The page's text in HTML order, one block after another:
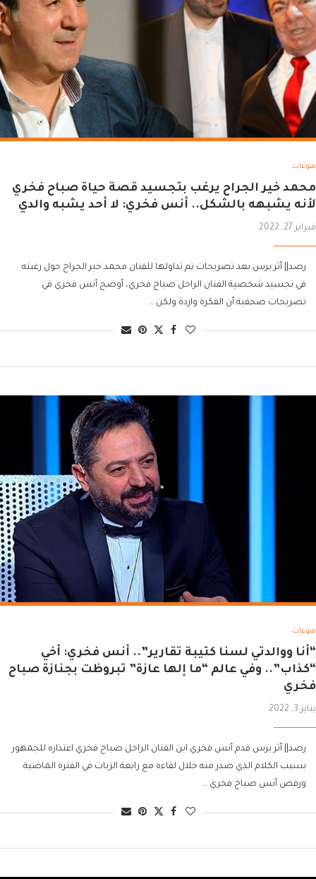
منوعات
محمد خير الجراح يرغب بتجسيد قصة حياة صباح فخري
لأنه يشبهه بالشكل.. أنس فخري: لا أحد يشبه والدي
فبراير 27, 2022
رصد|| أثر برس بعد تصريحات تم تداولها للفنان محمد خير الجراح حول رغبته
في تجسيد شخصية الفنان الراحل صباح فخري، أوضح أنس فخري في
تصريحات صحفية أن الفكرة واردة ولكن …
منوعات
“أنا ووالدتي لسنا كتيبة تقارير”.. أنس فخري: أخي
“كذاب”.. وفي عالم “ما إلها عازة” تبروظت بجنازة صباح
فخري
يناير 3, 2022
رصد|| أثر برس قدم أنس فخري ابن الفنان الراحل صباح فخري اعتذاره للجمهور
بسبب الكلام الذي صدر منه خلال لقاءه مع رابعة الزيات في الفترة الماضية.
ورفض أنس صباح فخري …